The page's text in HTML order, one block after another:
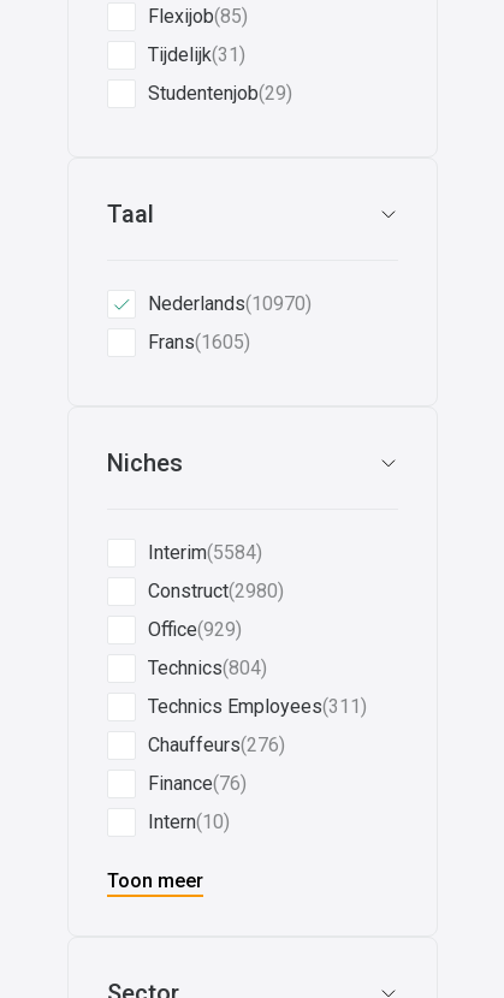
Flexijob(85)
Tijdelijk(31)
Studentenjob(29)
Taal
Nederlands(10970)
Frans(1605)
Niches
Interim(5584)
Construct(2980)
Office(929)
Technics(804)
Technics Employees(311)
Chauffeurs(276)
Finance(76)
Intern(10)
Toon meer